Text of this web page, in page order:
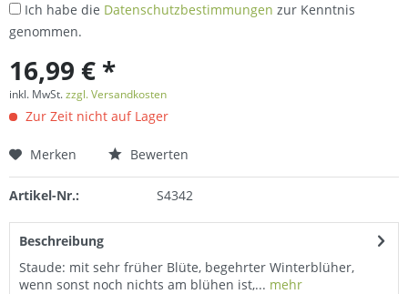
Ich habe die Datenschutzbestimmungen zur Kenntnis
genommen.
16,99 € *
inkl. MwSt.zzgl. Versandkosten
Zur Zeit nicht auf Lager
Merken Bewerten
Artikel-Nr.: S4342
Beschreibung
Staude: mit sehr früher Blüte, begehrter Winterblüher,
wenn sonst noch nichts am blühen ist,... mehr